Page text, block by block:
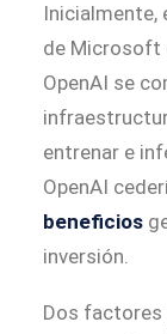
Inicialmente,
de Microsoft
OpenAI se
entrenar e
OpenAI
beneficios
inversión.
Dos factores